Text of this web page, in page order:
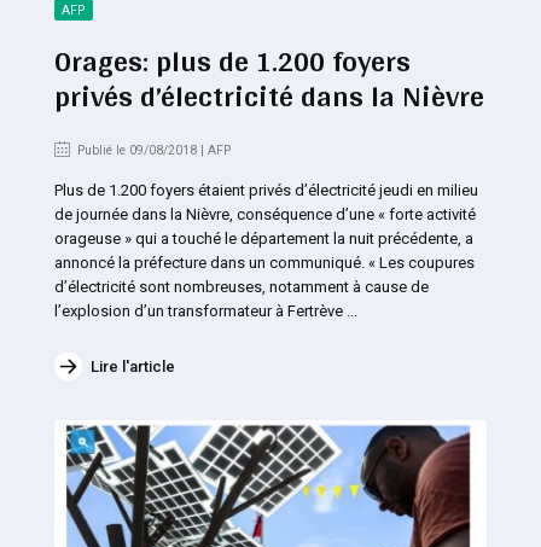
AFP
Orages: plus de 1.200 foyers
privés d’électricité dans la Nièvre
Publié le 09/08/2018 | AFP
Plus de 1.200 foyers étaient privés d’électricité jeudi en milieu
de journée dans la Nièvre, conséquence d’une « forte activité
orageuse » qui a touché le département la nuit précédente, a
annoncé la préfecture dans un communiqué. « Les coupures
d’électricité sont nombreuses, notamment à cause de
l’explosion d’un transformateur à Fertrève ...
Lire l'article